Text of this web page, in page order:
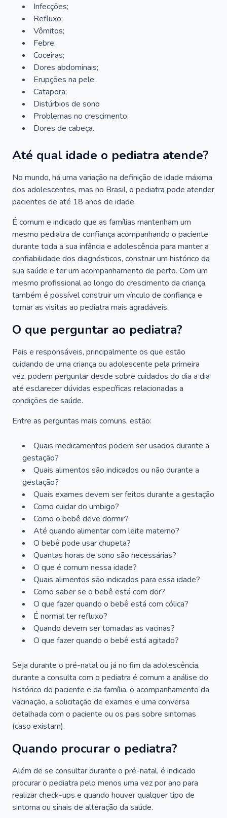
Infecções;
Refluxo;
Vômitos;
Febre;
Coceiras;
Dores abdominais;
Erupções na pele;
Catapora;
Distúrbios de sono
Problemas no crescimento;
Dores de cabeça.
Até qual idade o pediatra atende?
No mundo, há uma variação na definição de idade máxima
dos adolescentes, mas no Brasil, o pediatra pode atender
pacientes de até 18 anos de idade.
É comum e indicado que as famílias mantenham um
mesmo pediatra de confiança acompanhando o paciente
durante toda a sua infância e adolescência para manter a
confiabilidade dos diagnósticos, construir um histórico da
sua saúde e ter um acompanhamento de perto. Com um
mesmo profissional ao longo do crescimento da criança,
também é possível construir um vínculo de confiança e
tornar as visitas ao pediatra mais agradáveis.
O que perguntar ao pediatra?
Pais e responsáveis, principalmente os que estão
cuidando de uma criança ou adolescente pela primeira
vez, podem perguntar desde sobre cuidados do dia a dia
até esclarecer dúvidas específicas relacionadas a
condições de saúde.
Entre as perguntas mais comuns, estão:
Quais medicamentos podem ser usados durante a
gestação?
Quais alimentos são indicados ou não durante a
gestação?
Quais exames devem ser feitos durante a gestação
Como cuidar do umbigo?
Como o bebê deve dormir?
Até quando alimentar com leite materno?
O bebê pode usar chupeta?
Quantas horas de sono são necessárias?
O que é comum nessa idade?
Quais alimentos são indicados para essa idade?
Como saber se o bebê está com dor?
O que fazer quando o bebê está com cólica?
É normal ter refluxo?
Quando devem ser tomadas as vacinas?
O que fazer quando o bebê está agitado?
Seja durante o pré-natal ou já no fim da adolescência,
durante a consulta com o pediatra é comum a análise do
histórico do paciente e da família, o acompanhamento da
vacinação, a solicitação de exames e uma conversa
detalhada com o paciente ou os pais sobre sintomas
(caso existam).
Quando procurar o pediatra?
Além de se consultar durante o pré-natal, é indicado
procurar o pediatra pelo menos uma vez por ano para
realizar check-ups e quando houver qualquer tipo de
sintoma ou sinais de alteração da saúde.